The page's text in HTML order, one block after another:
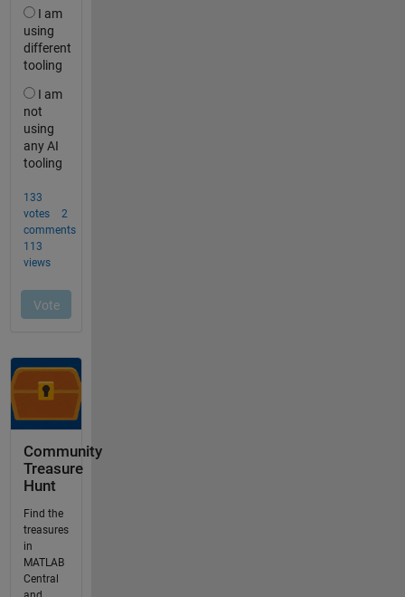
Community
Treasure
Hunt
Find the
treasures
in
MATLAB
Central